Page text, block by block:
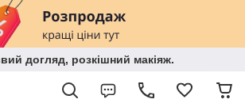
догляд, розкішний макіяж.